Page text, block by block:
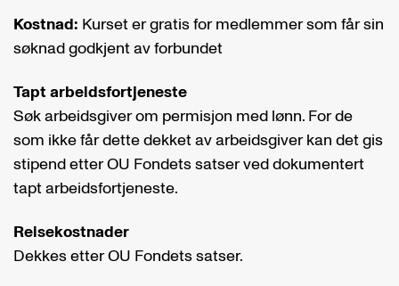
Kostnad: Kurset er gratis for medlemmer som får sin
søknad godkjent av forbundet
Tapt arbeidsfortjeneste
Søk arbeidsgiver om permisjon med lønn. For de
som ikke får dette dekket av arbeidsgiver kan det gis
stipend etter OU Fondets satser ved dokumentert
tapt arbeidsfortjeneste.
Reisekostnader
Dekkes etter OU Fondets satser.